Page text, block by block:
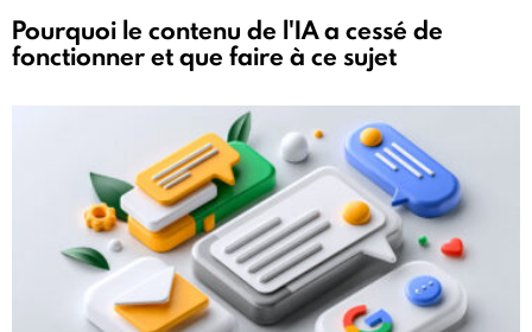
Pourquoi le contenu de l'IA a cessé de
fonctionner et que faire à ce sujet